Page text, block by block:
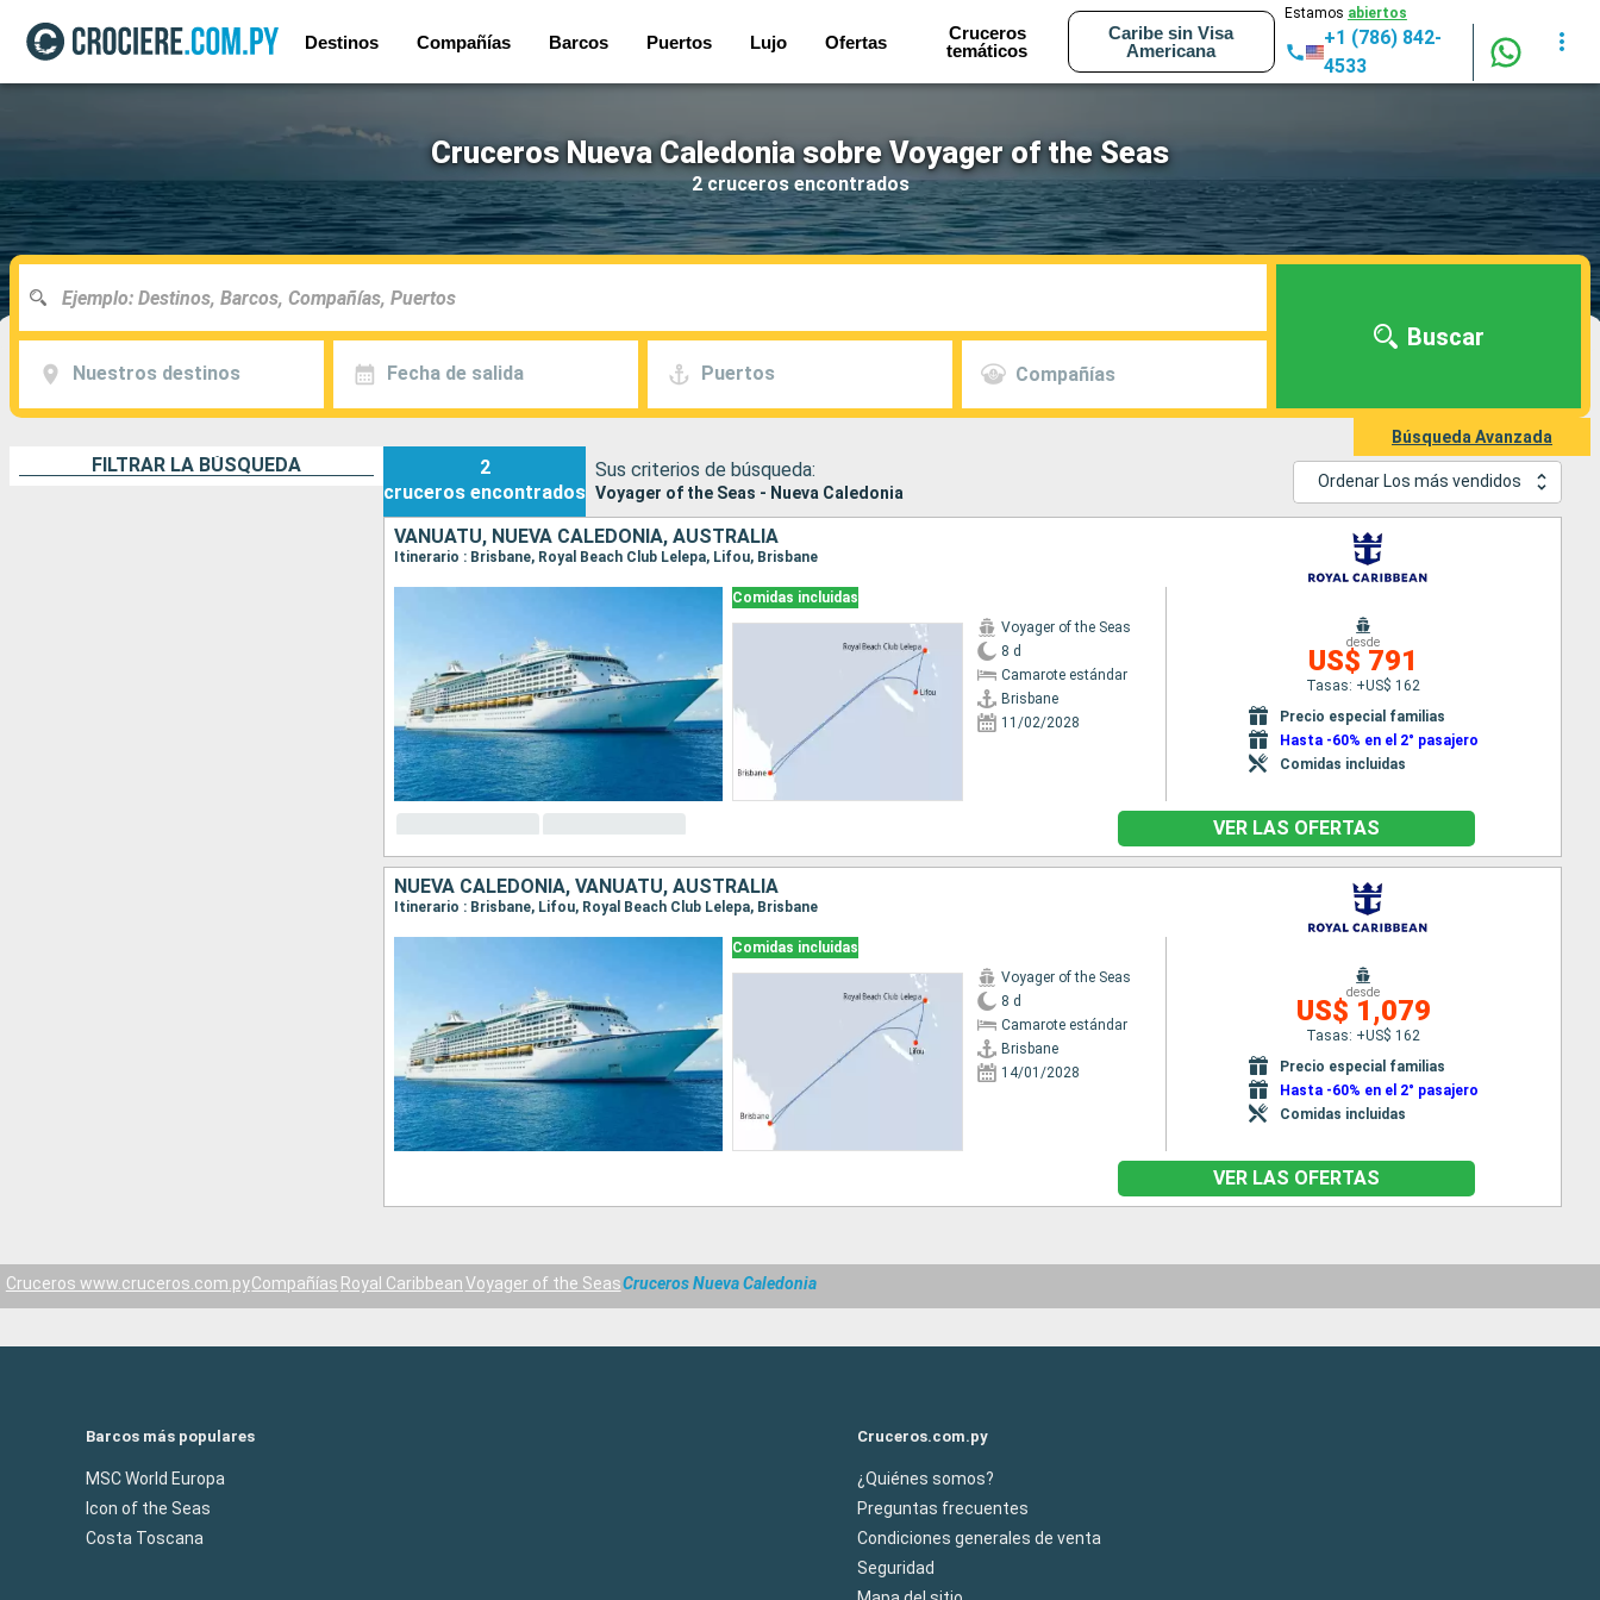
Destinos Compañías Barcos Puertos Lujo Ofertas
Cruceros
temáticos
Caribe sin Visa
Americana
Estamos abiertos
+1 (786) 842-
4533
Cruceros Nueva Caledonia sobre Voyager of the Seas
2 cruceros encontrados
Nuestros destinos Fecha de salida Puertos Compañías
Buscar
Búsqueda Avanzada
FILTRAR LA BÚSQUEDA
2
cruceros encontrados
Sus criterios de búsqueda:
Voyager of the Seas - Nueva Caledonia
Ordenar Los más vendidos
VANUATU, NUEVA CALEDONIA, AUSTRALIA
Itinerario : Brisbane, Royal Beach Club Lelepa, Lifou, Brisbane
Comidas incluidas
Voyager of the Seas
8 d
Camarote estándar
Brisbane
11/02/2028
desde
US$ 791
Tasas: +US$ 162
Precio especial familias
Hasta -60% en el 2° pasajero
Comidas incluidas
VER LAS OFERTAS
NUEVA CALEDONIA, VANUATU, AUSTRALIA
Itinerario : Brisbane, Lifou, Royal Beach Club Lelepa, Brisbane
Comidas incluidas
Voyager of the Seas
8 d
Camarote estándar
Brisbane
14/01/2028
desde
US$ 1,079
Tasas: +US$ 162
Precio especial familias
Hasta -60% en el 2° pasajero
Comidas incluidas
VER LAS OFERTAS
Cruceros www.cruceros.com.pyCompañías Royal CaribbeanVoyager of the SeasCruceros Nueva Caledonia
Barcos más populares
MSC World Europa
Icon of the Seas
Costa Toscana
Cruceros.com.py
¿Quiénes somos?
Preguntas frecuentes
Condiciones generales de venta
Seguridad